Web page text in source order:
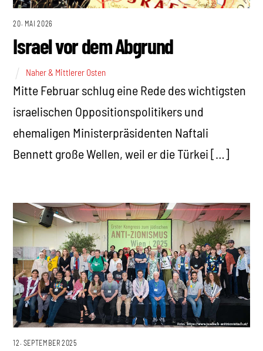
20. MAI 2026
Israel vor dem Abgrund
Naher & Mittlerer Osten
Mitte Februar schlug eine Rede des wichtigsten
israelischen Oppositionspolitikers und
ehemaligen Ministerpräsidenten Naftali
Bennett große Wellen, weil er die Türkei […]
12. SEPTEMBER 2025